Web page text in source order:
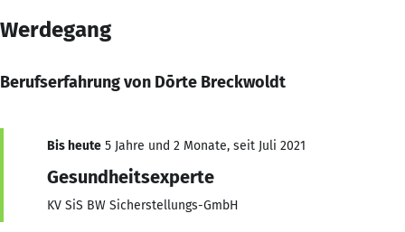
Werdegang
Berufserfahrung von Dōrte Breckwoldt
Bis heute 5 Jahre und 2 Monate, seit Juli 2021
Gesundheitsexperte
KV SiS BW Sicherstellungs-GmbH